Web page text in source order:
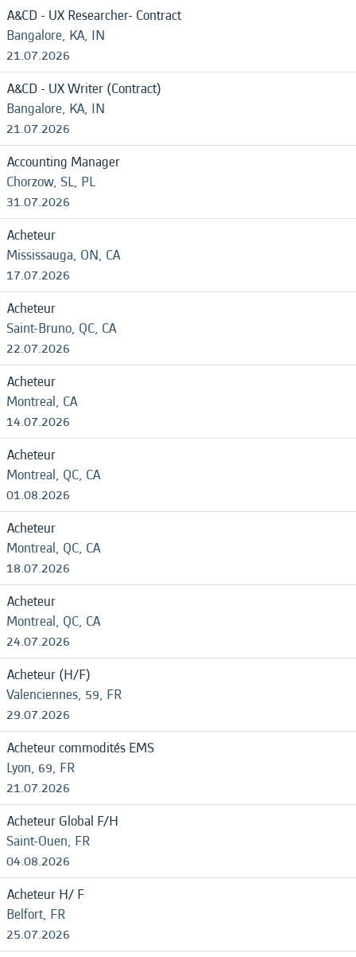
A&CD - UX Researcher- Contract
Bangalore, KA, IN
21.07.2026
A&CD - UX Writer (Contract)
Bangalore, KA, IN
21.07.2026
Accounting Manager
Chorzow, SL, PL
31.07.2026
Acheteur
Mississauga, ON, CA
17.07.2026
Acheteur
Saint-Bruno, QC, CA
22.07.2026
Acheteur
Montreal, CA
14.07.2026
Acheteur
Montreal, QC, CA
01.08.2026
Acheteur
Montreal, QC, CA
18.07.2026
Acheteur
Montreal, QC, CA
24.07.2026
Acheteur (H/F)
Valenciennes, 59, FR
29.07.2026
Acheteur commodités EMS
Lyon, 69, FR
21.07.2026
Acheteur Global F/H
Saint-Ouen, FR
04.08.2026
Acheteur H/ F
Belfort, FR
25.07.2026